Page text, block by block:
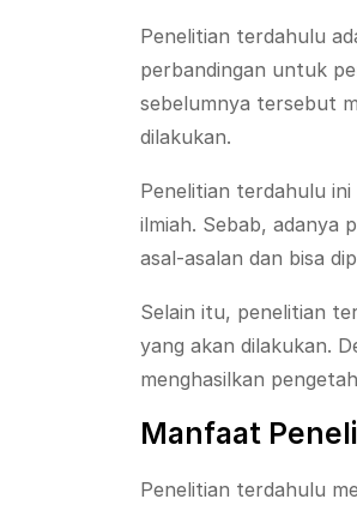
Penelitian terdahulu
perbandingan untuk
sebelumnya tersebut
dilakukan.
Penelitian terdahulu
ilmiah. Sebab, adanya
asal-asalan dan bisa
Selain itu, penelitian
yang akan dilakukan.
menghasilkan
Manfaat
Penelitian terdahulu